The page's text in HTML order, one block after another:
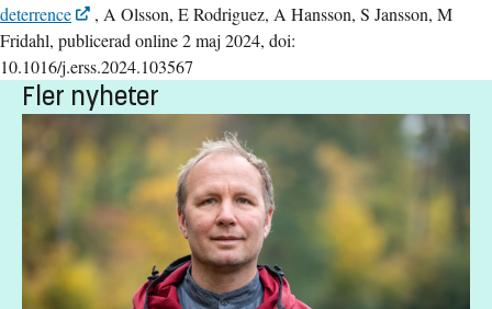
deterrence
, A Olsson, E Rodriguez, A Hansson, S Jansson, M
Fridahl, publicerad online 2 maj 2024, doi:
10.1016/j.erss.2024.103567
Fler nyheter